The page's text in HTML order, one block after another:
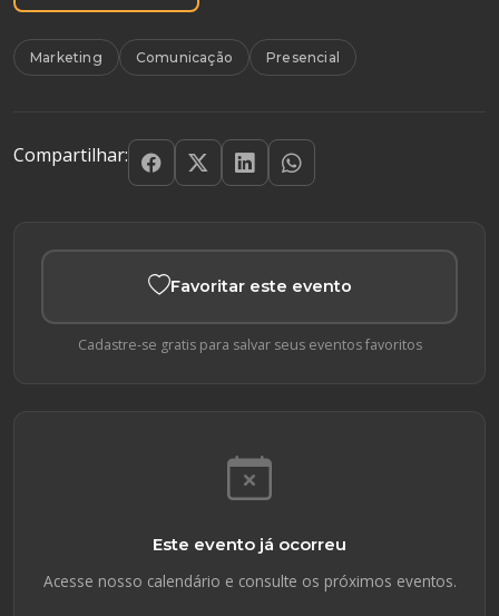
Marketing Comunicação Presencial
Compartilhar:
Favoritar este evento
Cadastre-se gratis para salvar seus eventos favoritos
Este evento já ocorreu
Acesse nosso calendário e consulte os próximos eventos.